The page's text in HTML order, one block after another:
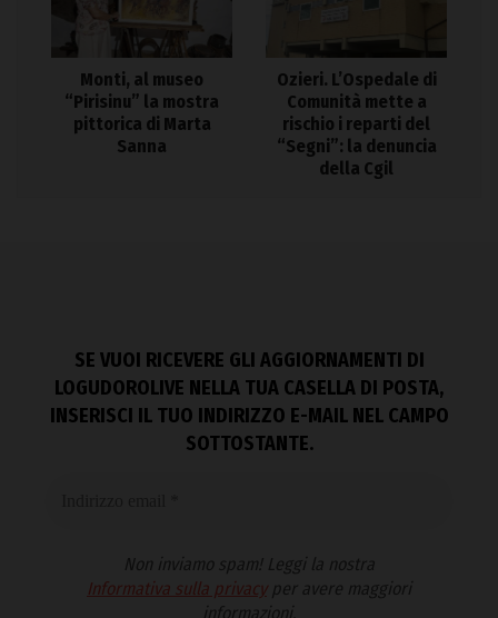
Monti, al museo
“Pirisinu” la mostra
pittorica di Marta
Sanna
Ozieri. L’Ospedale di
Comunità mette a
rischio i reparti del
“Segni”: la denuncia
della Cgil
SE VUOI RICEVERE GLI AGGIORNAMENTI DI
LOGUDOROLIVE NELLA TUA CASELLA DI POSTA,
INSERISCI IL TUO INDIRIZZO E-MAIL NEL CAMPO
SOTTOSTANTE.
Non inviamo spam! Leggi la nostra
Informativa sulla privacyper avere maggiori
informazioni.